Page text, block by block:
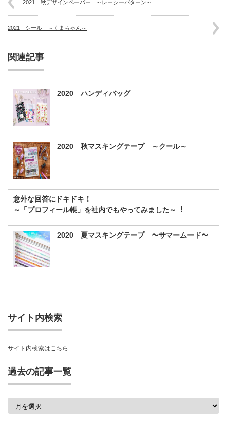
2021 秋デザインペーパー ～レーシーパターン～
2021 シール ～くまちゃん～
関連記事
2020 ハンディバッグ
2020 秋マスキングテープ ～クール～
意外な回答にドキドキ！
～「プロフィール帳」を社内でもやってみました～︕
2020 夏マスキングテープ 〜サマームード〜
サイト内検索
サイト内検索はこちら
過去の記事一覧